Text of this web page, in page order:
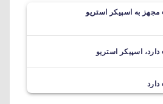
مجهز به اسپیکر استریو
دارد، اسپیکر استریو
دارد